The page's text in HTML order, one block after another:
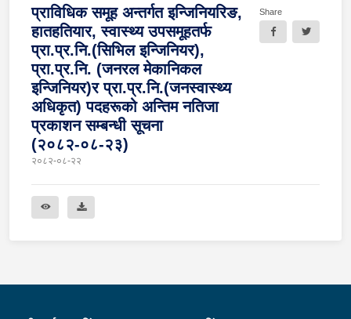
प्राविधिक समूह अन्तर्गत इन्जिनियरिङ,
हातहतियार, स्वास्थ्य उपसमूहतर्फ
प्रा.प्र.नि.(सिभिल इन्जिनियर),
प्रा.प्र.नि. (जनरल मेकानिकल
इन्जिनियर)र प्रा.प्र.नि.(जनस्वास्थ्य
अधिकृत) पदहरूको अन्तिम नतिजा
प्रकाशन सम्बन्धी सूचना
(२०८२-०८-२३)
२०८२-०८-२२
Share